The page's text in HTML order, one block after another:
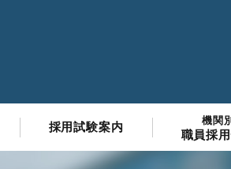
採用試験案内 機関別
職員採